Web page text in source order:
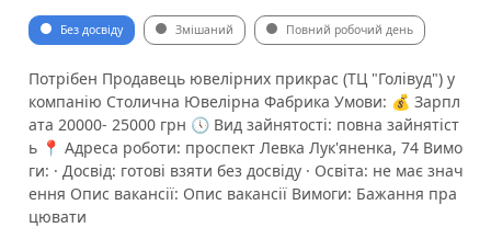
Без досвіду Змішаний Повний робочий день
Потрібен Продавець ювелірних прикрас (ТЦ "Голівуд") у
компанію Столична Ювелірна Фабрика Умови: 💰 Зарпл
ата 20000- 25000 грн 🕔 Вид зайнятості: повна зайнятіст
ь 📍 Адреса роботи: проспект Левка Лук'яненка, 74 Вимо
ги: · Досвід: готові взяти без досвіду · Освіта: не має знач
ення Опис вакансії: Опис вакансії Вимоги: Бажання пра
цювати